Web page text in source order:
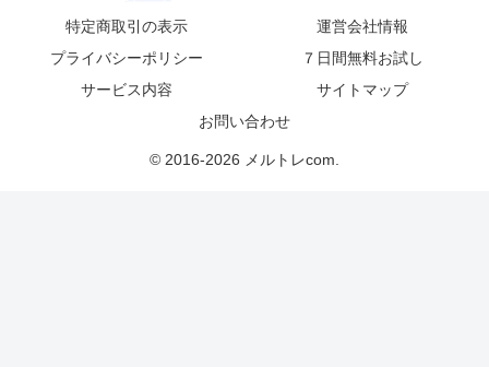
特定商取引の表示
運営会社情報
プライバシーポリシー
７日間無料お試し
サービス内容
サイトマップ
お問い合わせ
© 2016-2026 メルトレcom.